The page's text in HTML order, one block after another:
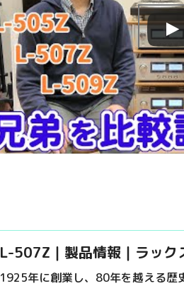
L-507Z｜製品情報｜ラック
1925年に創業し、80年を越える歴